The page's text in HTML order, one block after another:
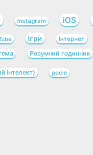
Instagram iOS
Ігри Інтернет
Розумний годинник
інтелект) росія